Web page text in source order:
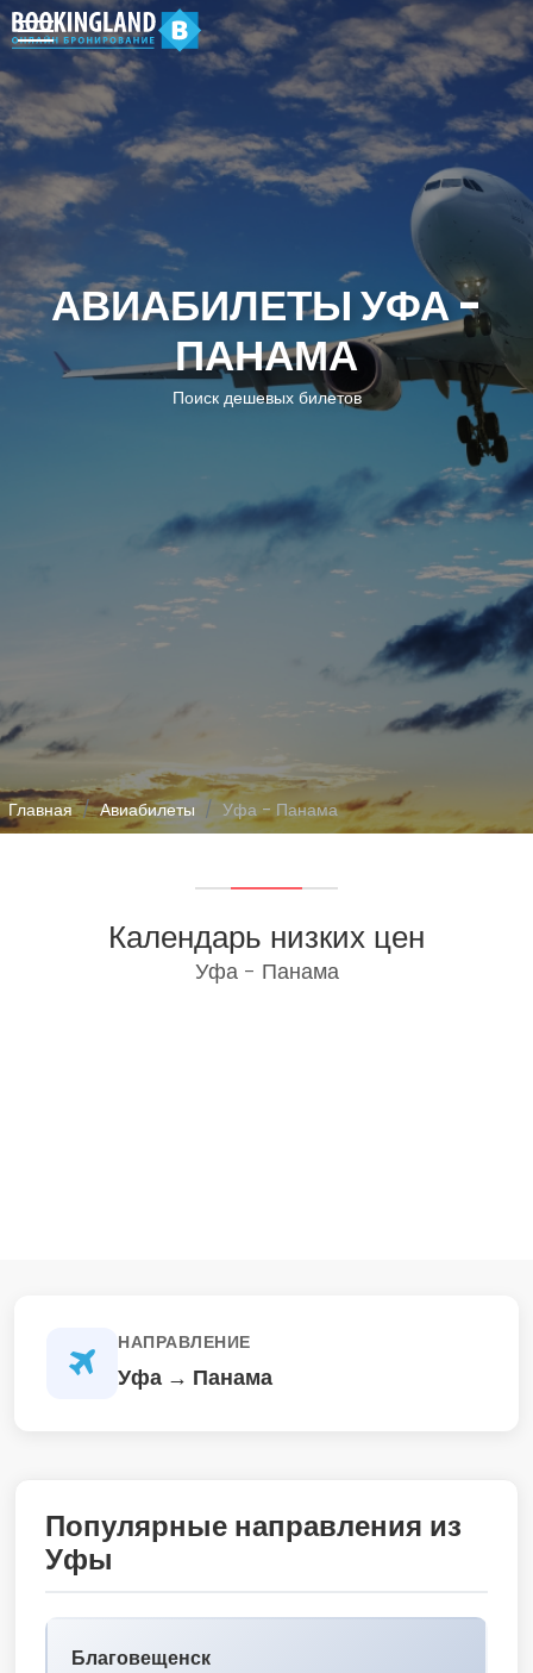
АВИАБИЛЕТЫ УФА -
ПАНАМА
Поиск дешевых билетов
Главная Авиабилеты Уфа - Панама
Календарь низких цен
Уфа - Панама
НАПРАВЛЕНИЕ
Уфа → Панама
Популярные направления из
Уфы
Благовещенск